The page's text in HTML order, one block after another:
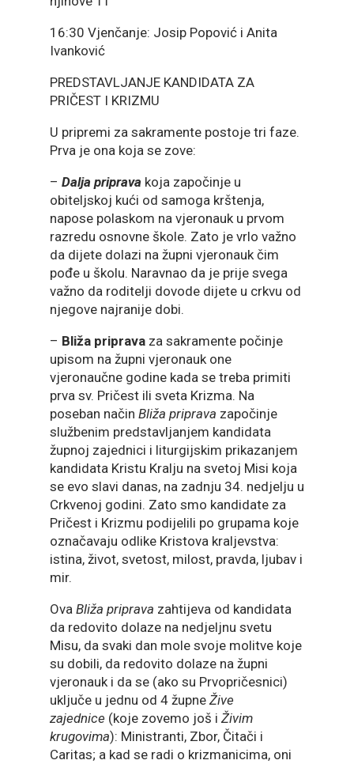
16:30 Vjenčanje: Josip Popović i Anita
Ivanković
PREDSTAVLJANJE KANDIDATA ZA
PRIČEST I KRIZMU
U pripremi za sakramente postoje tri faze.
Prva je ona koja se zove:
– Dalja priprava koja započinje u
obiteljskoj kući od samoga krštenja,
napose polaskom na vjeronauk u prvom
razredu osnovne škole. Zato je vrlo važno
da dijete dolazi na župni vjeronauk čim
pođe u školu. Naravnao da je prije svega
važno da roditelji dovode dijete u crkvu od
njegove najranije dobi.
– Bliža pripravaza sakramente počinje
upisom na župni vjeronauk one
vjeronaučne godine kada se treba primiti
prva sv. Pričest ili sveta Krizma. Na
poseban način Bliža priprava započinje
službenim predstavljanjem kandidata
župnoj zajednici i liturgijskim prikazanjem
kandidata Kristu Kralju na svetoj Misi koja
se evo slavi danas, na zadnju 34. nedjelju u
Crkvenoj godini. Zato smo kandidate za
Pričest i Krizmu podijelili po grupama koje
označavaju odlike Kristova kraljevstva:
istina, život, svetost, milost, pravda, ljubav i
mir.
Ova Bliža priprava zahtijeva od kandidata
da redovito dolaze na nedjeljnu svetu
Misu, da svaki dan mole svoje molitve koje
su dobili, da redovito dolaze na župni
vjeronauk i da se (ako su Prvopričesnici)
uključe u jednu od 4 župne Žive
zajednice (koje zovemo još i Živim
krugovima): Ministranti, Zbor, Čitači i
Caritas; a kad se radi o krizmanicima, oni